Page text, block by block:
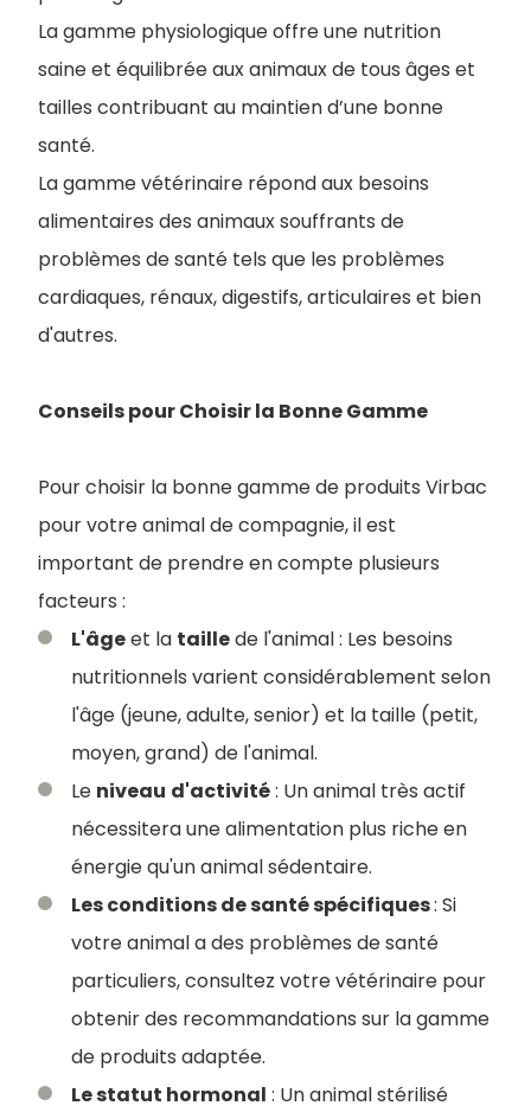
La gamme physiologique offre une nutrition
saine et équilibrée aux animaux de tous âges et
tailles contribuant au maintien d’une bonne
santé.
La gamme vétérinaire répond aux besoins
alimentaires des animaux souffrants de
problèmes de santé tels que les problèmes
cardiaques, rénaux, digestifs, articulaires et bien
d'autres.
Conseils pour Choisir la Bonne Gamme
Pour choisir la bonne gamme de produits Virbac
pour votre animal de compagnie, il est
important de prendre en compte plusieurs
facteurs :
L'âgeet la taillede l'animal : Les besoins
nutritionnels varient considérablement selon
l'âge (jeune, adulte, senior) et la taille (petit,
moyen, grand) de l'animal.
Le niveau d'activité: Un animal très actif
nécessitera une alimentation plus riche en
énergie qu'un animal sédentaire.
Les conditions de santé spécifiques: Si
votre animal a des problèmes de santé
particuliers, consultez votre vétérinaire pour
obtenir des recommandations sur la gamme
de produits adaptée.
Le statut hormonal : Un animal stérilisé